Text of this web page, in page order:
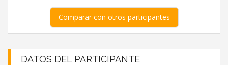
Comparar con otros participantes
DATOS DEL PARTICIPANTE